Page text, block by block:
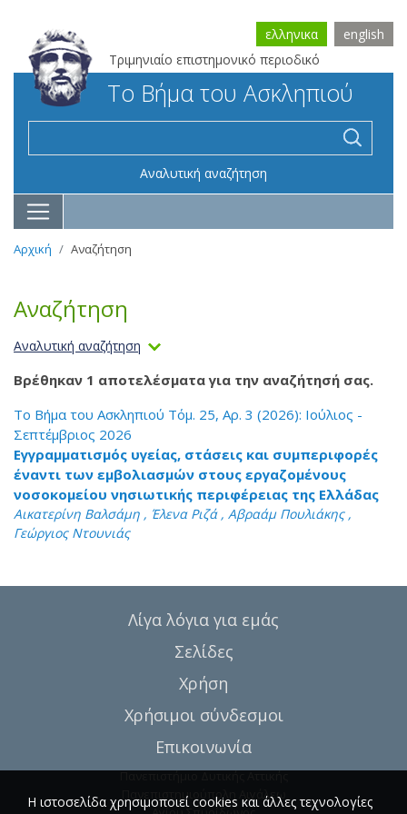
Τριμηνιαίο επιστημονικό περιοδικό
ελληνικα english
Το Βήμα του Ασκληπιού
Αναλυτική αναζήτηση
Αρχική Αναζήτηση
Αναζήτηση
Αναλυτική αναζήτηση
Βρέθηκαν 1 αποτελέσματα για την αναζήτησή σας.
Το Βήμα του Ασκληπιού Τόμ. 25, Αρ. 3 (2026): Ιούλιος -
Σεπτέμβριος 2026
Εγγραμματισμός υγείας, στάσεις και συμπεριφορές
έναντι των εμβολιασμών στους εργαζομένους
νοσοκομείου νησιωτικής περιφέρειας της Ελλάδας
Αικατερίνη Βαλσάμη , Έλενα Ριζά , Αβραάμ Πουλιάκης ,
Γεώργιος Ντουνιάς
Λίγα λόγια για εμάς
Σελίδες
Χρήση
Χρήσιμοι σύνδεσμοι
Επικοινωνία
Πανεπιστήμιο Δυτικής Αττικής
Πανεπιστημιούπολη Αιγάλεω
Η ιστοσελίδα χρησιμοποιεί cookies και άλλες τεχνολογίες